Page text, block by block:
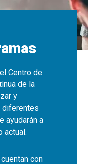
Centro de
de la
y
diferentes
ayudarán a
actual.
con